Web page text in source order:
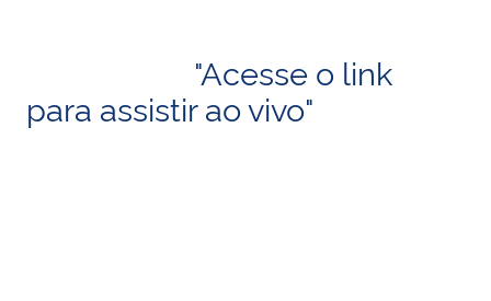
"Acesse o link
para assistir ao vivo"